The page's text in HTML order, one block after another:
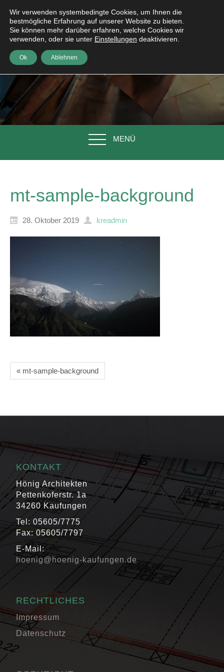
MENÜ
mt-sample-background
28. Oktober 2019 kreadmin
« mt-sample-background
KONTAKT
Hönig Architekten
Pettenkoferstr. 1a
34260 Kaufungen
Tel: 05605/7775
Fax: 05605/7797
E-Mail:
hoenig@hoenig-kaufungen.de
RECHTLICHES
Impressum
Datenschutz
Wir verwenden systembedingte Cookies, um Ihnen die
bestmögliche Erfahrung auf unserer Website zu bieten.
Sie können mehr darüber erfahren, welche Cookies wir
verwenden, oder sie unter Einstellungen deaktivieren.
Ok Ablehnen